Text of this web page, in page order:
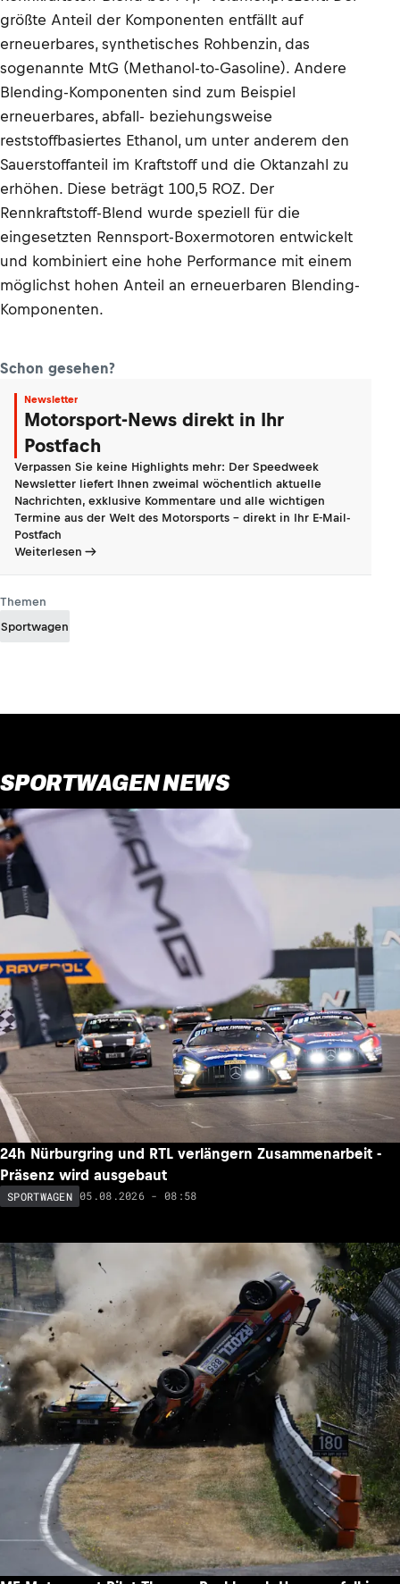
größte Anteil der Komponenten entfällt auf
erneuerbares, synthetisches Rohbenzin, das
sogenannte MtG (Methanol-to-Gasoline). Andere
Blending-Komponenten sind zum Beispiel
erneuerbares, abfall- beziehungsweise
reststoffbasiertes Ethanol, um unter anderem den
Sauerstoffanteil im Kraftstoff und die Oktanzahl zu
erhöhen. Diese beträgt 100,5 ROZ. Der
Rennkraftstoff-Blend wurde speziell für die
eingesetzten Rennsport-Boxermotoren entwickelt
und kombiniert eine hohe Performance mit einem
möglichst hohen Anteil an erneuerbaren Blending-
Komponenten.
Schon gesehen?
Newsletter
Motorsport-News direkt in Ihr
Postfach
Verpassen Sie keine Highlights mehr: Der Speedweek
Newsletter liefert Ihnen zweimal wöchentlich aktuelle
Nachrichten, exklusive Kommentare und alle wichtigen
Termine aus der Welt des Motorsports - direkt in Ihr E-Mail-
Postfach
Weiterlesen
Themen
Sportwagen
SPORTWAGEN NEWS
24h Nürburgring und RTL verlängern Zusammenarbeit -
Präsenz wird ausgebaut
SPORTWAGEN 05.08.2026 - 08:58